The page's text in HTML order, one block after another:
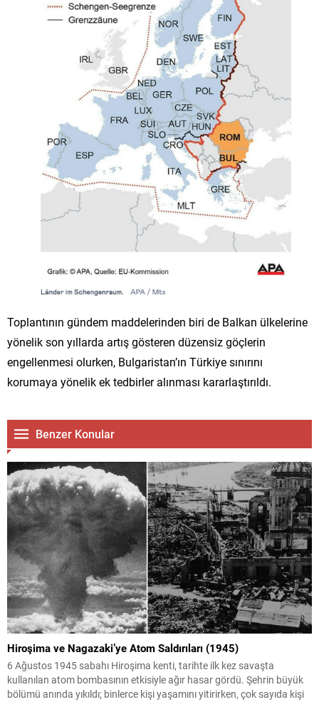
Toplantının gündem maddelerinden biri de Balkan ülkelerine
yönelik son yıllarda artış gösteren düzensiz göçlerin
engellenmesi olurken, Bulgaristan’ın Türkiye sınırını
korumaya yönelik ek tedbirler alınması kararlaştırıldı.
Benzer Konular
Hiroşima ve Nagazaki’ye Atom Saldırıları (1945)
6 Ağustos 1945 sabahı Hiroşima kenti, tarihte ilk kez savaşta
kullanılan atom bombasının etkisiyle ağır hasar gördü. Şehrin büyük
bölümü anında yıkıldı; binlerce kişi yaşamını yitirirken, çok sayıda kişi